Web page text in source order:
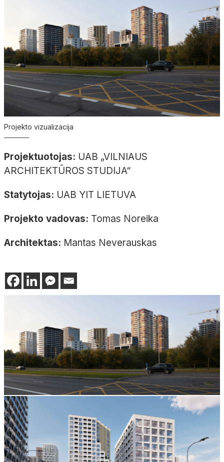
Projekto vizualizacija
Projektuotojas: UAB „VILNIAUS
ARCHITEKTŪROS STUDIJA“
Statytojas: UAB YIT LIETUVA
Projekto vadovas: Tomas Noreika
Architektas: Mantas Neverauskas